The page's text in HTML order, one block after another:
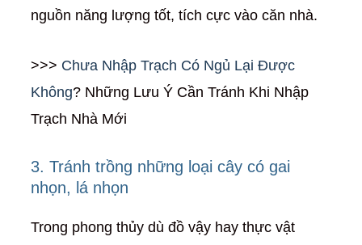
nguồn năng lượng tốt, tích cực vào căn nhà.
>>> Chưa Nhập Trạch Có Ngủ Lại Được
Không? Những Lưu Ý Cần Tránh Khi Nhập
Trạch Nhà Mới
3. Tránh trồng những loại cây có gai
nhọn, lá nhọn
Trong phong thủy dù đồ vậy hay thực vật